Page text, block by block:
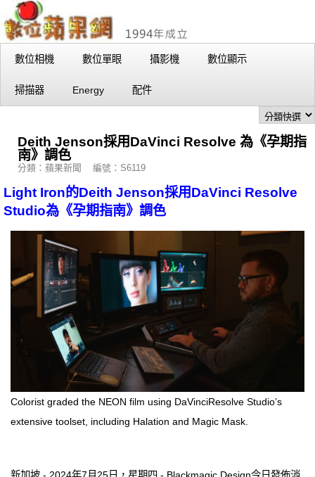
數位相機 數位單眼 攝影機 數位顯示
掃描器 Energy 配件
Deith Jenson採用DaVinci Resolve 為《孕期指
南》調色
分類：蘋果新聞 編號：S6119
Light Iron的Deith Jenson採用DaVinci Resolve
Studio為《孕期指南》調色
Colorist graded the NEON film using DaVinciResolve Studio’s
extensive toolset, including Halation and Magic Mask.
新加坡 - 2024年7月25日，星期四 - Blackmagic Design今日發佈消